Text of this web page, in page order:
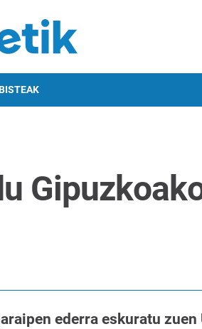
ederra eskuratu zuen